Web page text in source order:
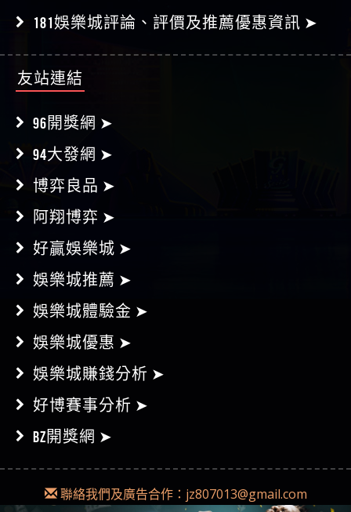
泰京娛樂城評論、評價及推薦優惠資訊 ➤
96開獎網 ➤
94大發網 ➤
博弈良品 ➤
阿翔博弈 ➤
好贏娛樂城 ➤
娛樂城推薦 ➤
娛樂城體驗金 ➤
娛樂城優惠 ➤
娛樂城賺錢分析 ➤
好博賽事分析 ➤